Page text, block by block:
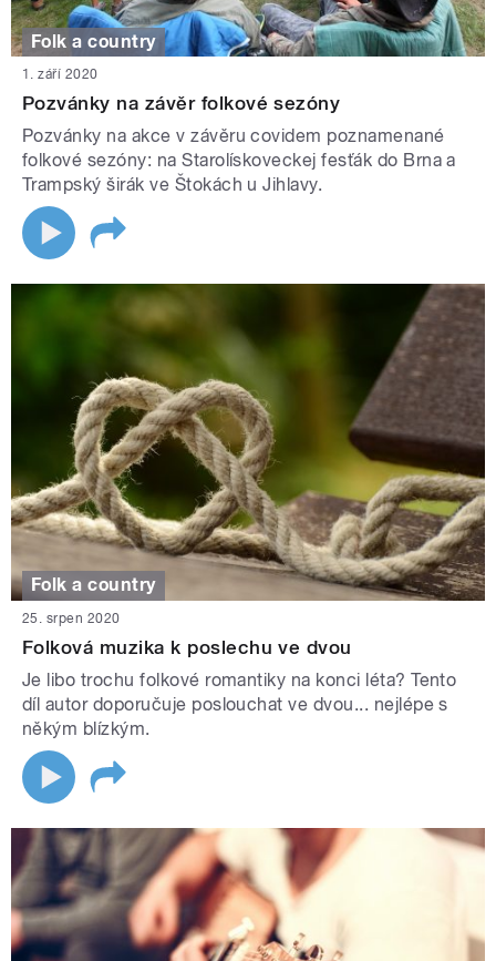
Folk a country
1. září 2020
Pozvánky na závěr folkové sezóny
Pozvánky na akce v závěru covidem poznamenané
folkové sezóny: na Starolískoveckej fesťák do Brna a
Trampský širák ve Štokách u Jihlavy.
Folk a country
25. srpen 2020
Folková muzika k poslechu ve dvou
Je libo trochu folkové romantiky na konci léta? Tento
díl autor doporučuje poslouchat ve dvou... nejlépe s
někým blízkým.